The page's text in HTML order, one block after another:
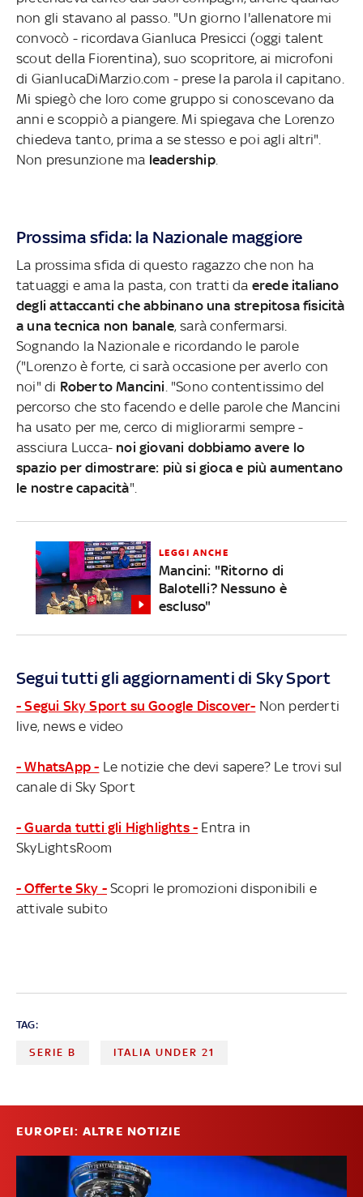
non gli stavano al passo. "Un giorno l'allenatore mi
convocò - ricordava Gianluca Presicci (oggi talent
scout della Fiorentina), suo scopritore, ai microfoni
di GianlucaDiMarzio.com - prese la parola il capitano.
Mi spiegò che loro come gruppo si conoscevano da
anni e scoppiò a piangere. Mi spiegava che Lorenzo
chiedeva tanto, prima a se stesso e poi agli altri".
Non presunzione ma leadership.
Prossima sfida: la Nazionale maggiore
La prossima sfida di questo ragazzo che non ha
tatuaggi e ama la pasta, con tratti da erede italiano
degli attaccanti che abbinano una strepitosa fisicità
a una tecnica non banale, sarà confermarsi.
Sognando la Nazionale e ricordando le parole
("Lorenzo è forte, ci sarà occasione per averlo con
noi" di Roberto Mancini . "Sono contentissimo del
percorso che sto facendo e delle parole che Mancini
ha usato per me, cerco di migliorarmi sempre -
assciura Lucca- noi giovani dobbiamo avere lo
spazio per dimostrare: più si gioca e più aumentano
le nostre capacità".
LEGGI ANCHE
Mancini: "Ritorno di
Balotelli? Nessuno è
escluso"
Segui tutti gli aggiornamenti di Sky Sport
- Segui Sky Sport su Google Discover- Non perderti
live, news e video
- WhatsApp - Le notizie che devi sapere? Le trovi sul
canale di Sky Sport
- Guarda tutti gli Highlights - Entra in
SkyLightsRoom
- Offerte Sky - Scopri le promozioni disponibili e
attivale subito
TAG:
SERIE B ITALIA UNDER 21
EUROPEI: ALTRE NOTIZIE